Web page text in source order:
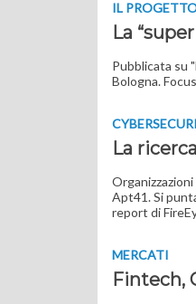
IL
La
Pubblicata su
Bologna.
La
Apt41. Si
report di
MERCATI
Fintech,